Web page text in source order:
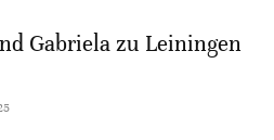
Gabriela zu Leiningen